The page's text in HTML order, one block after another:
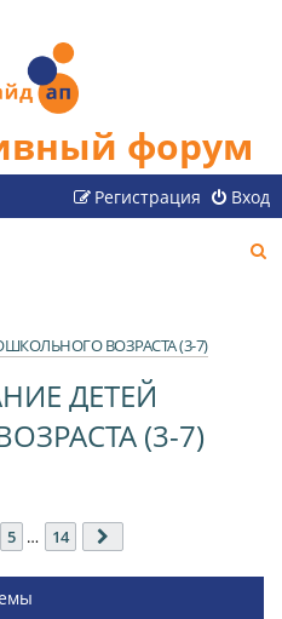
форум
Вход
Регистрация
ВОЗРАСТА (3-7)
ДЕТЕЙ
(3-7)
5 … 14